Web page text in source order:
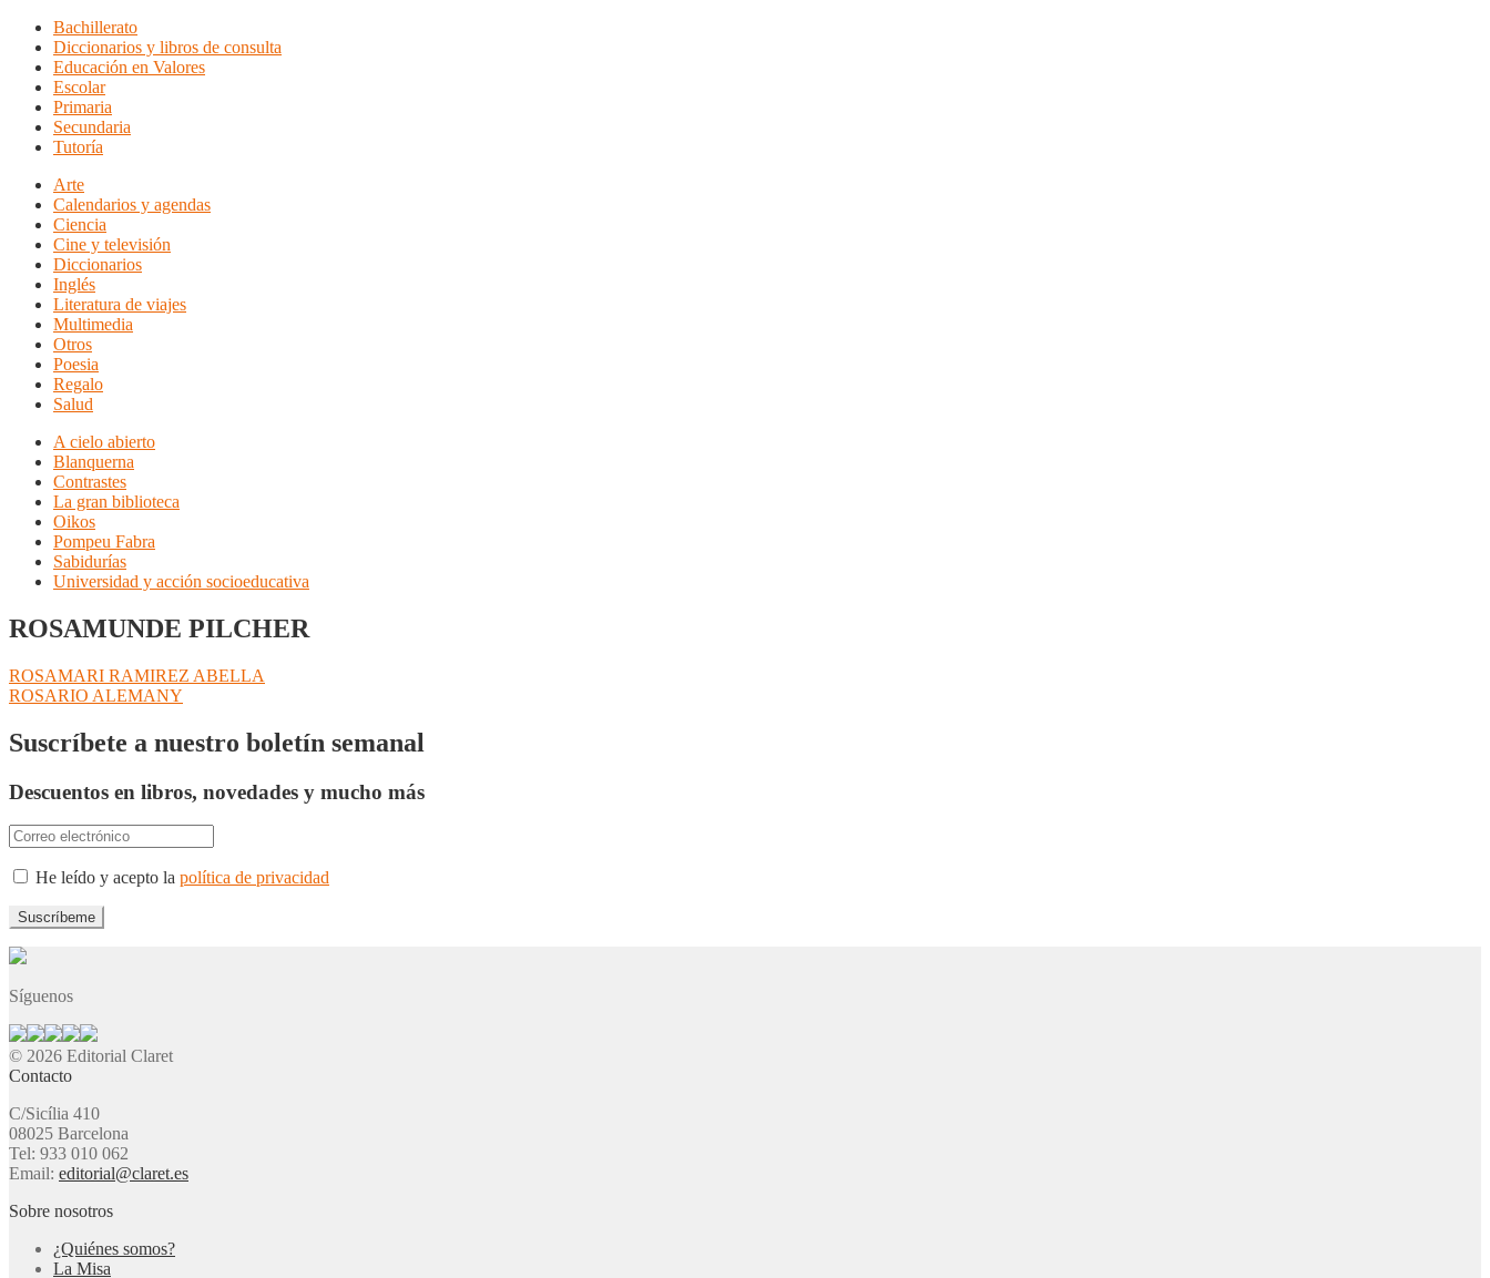
Bachillerato
Diccionarios y libros de consulta
Educación en Valores
Escolar
Primaria
Secundaria
Tutoría
Arte
Calendarios y agendas
Ciencia
Cine y televisión
Diccionarios
Inglés
Literatura de viajes
Multimedia
Otros
Poesia
Regalo
Salud
A cielo abierto
Blanquerna
Contrastes
La gran biblioteca
Oikos
Pompeu Fabra
Sabidurías
Universidad y acción socioeducativa
ROSAMUNDE PILCHER
Navegación
de
entradas
Anterior:
ROSAMARI RAMIREZ ABELLA
Siguiente:
ROSARIO ALEMANY
Suscríbete a nuestro boletín semanal
Descuentos en libros, novedades y mucho más
He leído y acepto la política de privacidad
Síguenos
© 2026 Editorial Claret
Contacto
C/Sicília 410
08025 Barcelona
Tel: 933 010 062
Email: editorial@claret.es
Sobre nosotros
¿Quiénes somos?
La Misa